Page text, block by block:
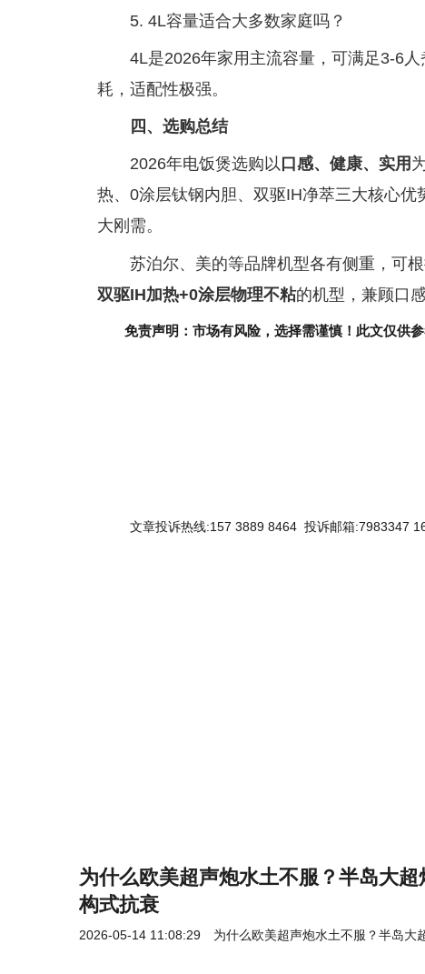
5. 4L容量适合大多数家庭吗？
4L是2026年家用主流容量，可满足3-6
耗，适配性极强。
四、选购总结
2026年电饭煲选购以 口感、健康、实用
热、0涂层钛钢内胆、双驱IH净萃三大核心
大刚需。
苏泊尔、美的等品牌机型各有侧重，可
双驱IH加热+0涂层物理不粘的机型，兼顾口
免责声明：市场有风险，选择需谨慎！此文仅供参
文章投诉热线:157 3889 8464 投诉邮箱:7983347
为什么欧美超声炮水土不服？半岛大
构式抗衰
2026-05-14 11:08:29 为什么欧美超声炮水土不服？半岛大